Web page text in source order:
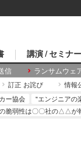
信 ランサムウェ
講演 / セミナー
訂正 お詫び 情報
ー協会 "エンジニアの
の脆弱性は〇〇社の△△が